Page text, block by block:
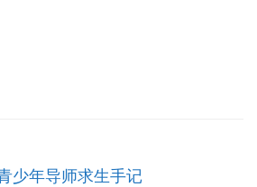
少年导师求生手记